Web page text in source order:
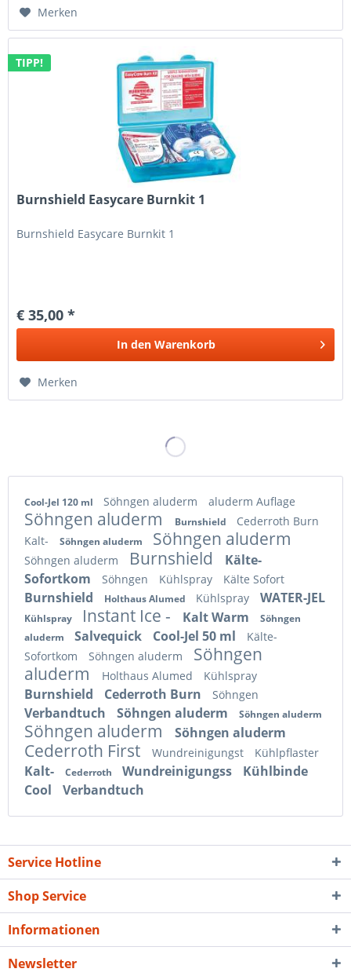
Merken
TIPP!
Burnshield Easycare Burnkit 1
Burnshield Easycare Burnkit 1
€ 35,00 *
In den Warenkorb
Merken
Cool-Jel 120 ml Söhngen aluderm aluderm Auflage
Söhngen aluderm Burnshield
Cederroth Burn
Kalt-
Söhngen aluderm Söhngen aluderm
Söhngen aluderm Burnshield
Kälte-
Sofortkom
Söhngen Kühlspray Kälte Sofort
Burnshield Holthaus Alumed Kühlspray WATER-JEL
Kühlspray Instant Ice - Kalt Warm
Söhngen
aluderm
Salvequick Cool-Jel 50 ml
Kälte-
Sofortkom
Söhngen aluderm
Söhngen
aluderm
Holthaus Alumed Kühlspray
Burnshield Cederroth Burn Söhngen
Verbandtuch Söhngen aluderm Söhngen aluderm
Söhngen aluderm Söhngen aluderm
Cederroth First Wundreinigungst Kühlpflaster
Kalt- Cederroth Wundreinigungss
Kühlbinde
Cool
Verbandtuch
Service Hotline
Shop Service
Informationen
Newsletter